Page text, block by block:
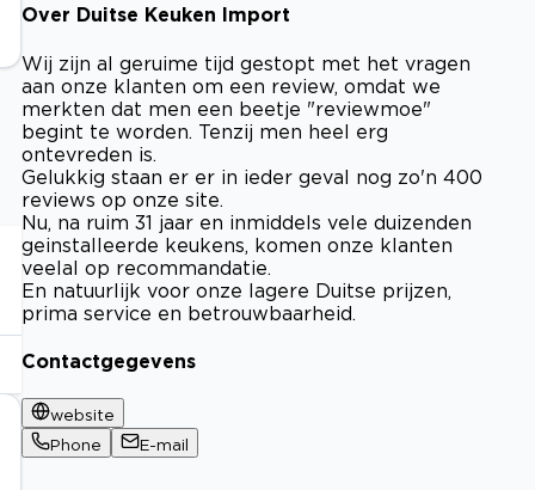
Over Duitse Keuken Import
Wij zijn al geruime tijd gestopt met het vragen
aan onze klanten om een review, omdat we
merkten dat men een beetje "reviewmoe"
begint te worden. Tenzij men heel erg
ontevreden is.
Gelukkig staan er er in ieder geval nog zo'n 400
reviews op onze site.
Nu, na ruim 31 jaar en inmiddels vele duizenden
geinstalleerde keukens, komen onze klanten
veelal op recommandatie.
En natuurlijk voor onze lagere Duitse prijzen,
prima service en betrouwbaarheid.
Contactgegevens
website
Phone
E-mail